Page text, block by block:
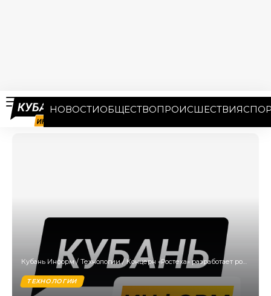
НОВОСТИОБЩЕСТВОПРОИСШЕСТВИЯ
Кубань Информ/ Технологии/ Концерн «Ростеха» разработает российский аналог сервиса Zoom
ТЕХНОЛОГИИ